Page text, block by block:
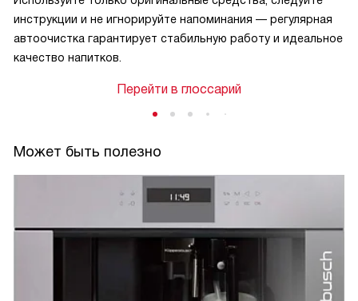
инструкции и не игнорируйте напоминания — регулярная
автоочистка гарантирует стабильную работу и идеальное
качество напитков.
Перейти в глоссарий
Может быть полезно